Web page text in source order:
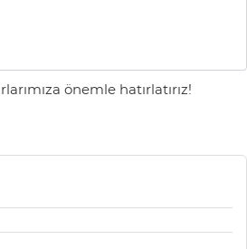
önemle hatırlatırız!